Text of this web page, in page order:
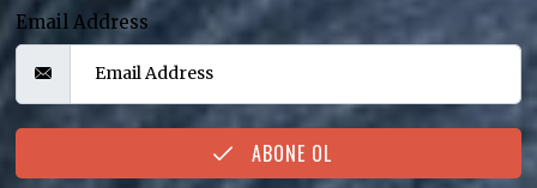
Email Address
ABONE OL